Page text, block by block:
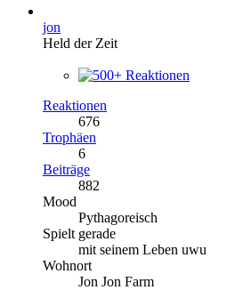
jon
Held der Zeit
Reaktionen
676
Trophäen
6
Beiträge
882
Mood
Pythagoreisch
Spielt gerade
mit seinem Leben uwu
Wohnort
Jon Jon Farm